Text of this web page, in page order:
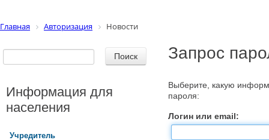
Главная Авторизация Новости
Запрос
Выберите, какую
пароля:
Логин или email:
Информация для
населения
Учредитель